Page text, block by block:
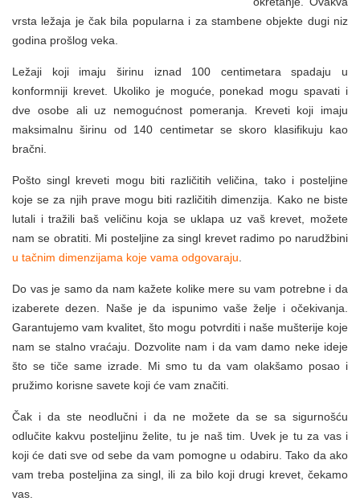
vrsta ležaja je čak bila popularna i za stambene objekte dugi niz
godina prošlog veka.
Ležaji koji imaju širinu iznad 100 centimetara spadaju u
konformniji krevet. Ukoliko je moguće, ponekad mogu spavati i
dve osobe ali uz nemogućnost pomeranja. Kreveti koji imaju
maksimalnu širinu od 140 centimetar se skoro klasifikuju kao
bračni.
Pošto singl kreveti mogu biti različitih veličina, tako i posteljine
koje se za njih prave mogu biti različitih dimenzija. Kako ne biste
lutali i tražili baš veličinu koja se uklapa uz vaš krevet, možete
nam se obratiti. Mi posteljine za singl krevet radimo po narudžbini
u tačnim dimenzijama koje vama odgovaraju
Do vas je samo da nam kažete kolike mere su vam potrebne i da
izaberete dezen. Naše je da ispunimo vaše želje i očekivanja.
Garantujemo vam kvalitet, što mogu potvrditi i naše mušterije koje
nam se stalno vraćaju. Dozvolite nam i da vam damo neke ideje
što se tiče same izrade. Mi smo tu da vam olakšamo posao i
pružimo korisne savete koji će vam značiti.
Čak i da ste neodlučni i da ne možete da se sa sigurnošću
odlučite kakvu posteljinu želite, tu je naš tim. Uvek je tu za vas i
koji će dati sve od sebe da vam pomogne u odabiru. Tako da ako
vam treba posteljina za singl, ili za bilo koji drugi krevet, čekamo
vas.